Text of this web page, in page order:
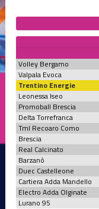
Volley Bergamo
Valpala Evoca
Trentino Energie
Leonessa Iseo
Promoball Brescia
Delta Torrefranca
Tml Recoaro Como
Brescia
Real Calcinato
Barzanò
Duec Castelleone
Cartiera Adda Mandello
Electro Adda Olginate
Lurano 95